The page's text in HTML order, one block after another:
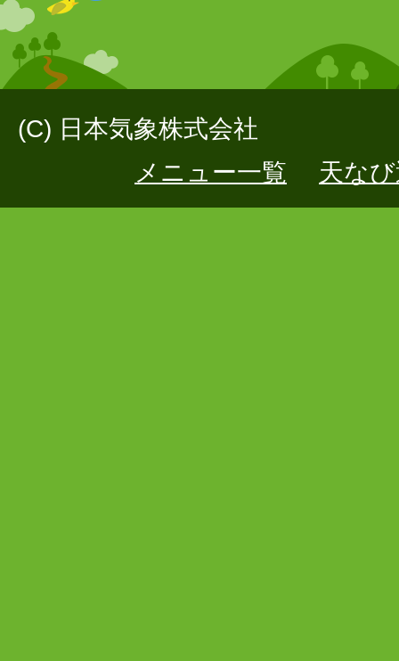
(C) 日本気象株式会社
メニュー一覧
天な